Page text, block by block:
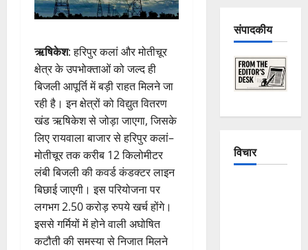
ऋषिकेश: हरिपुर कलां और मोतीचूर
क्षेत्र के उपभोक्ताओं को जल्द ही
बिजली आपूर्ति में बड़ी राहत मिलने जा
रही है। इन क्षेत्रों को विद्युत वितरण
खंड ऋषिकेश से जोड़ा जाएगा, जिसके
लिए रायवाला बाजार से हरिपुर कलां–
मोतीचूर तक करीब 12 किलोमीटर
लंबी बिजली की कवर्ड कंडक्टर लाइन
बिछाई जाएगी। इस परियोजना पर
लगभग 2.50 करोड़ रुपये खर्च होंगे।
इससे गर्मियों में होने वाली अघोषित
कटौती की समस्या से निजात मिलने
संपादकीय
विचार